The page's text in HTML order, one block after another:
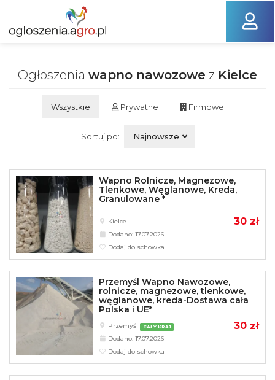
Ogłoszenia wapno nawozowe z Kielce
Wszystkie Prywatne Firmowe
Sortuj po: Najnowsze
Wapno Rolnicze, Magnezowe,
Tlenkowe, Węglanowe, Kreda,
Granulowane *
30 zł
Kielce
Dodano: 17.07.2026
Dodaj do schowka
Przemyśl Wapno Nawozowe,
rolnicze, magnezowe, tlenkowe,
węglanowe, kreda-Dostawa cała
Polska i UE*
30 zł
Przemyśl CAŁY KRAJ
Dodano: 17.07.2026
Dodaj do schowka